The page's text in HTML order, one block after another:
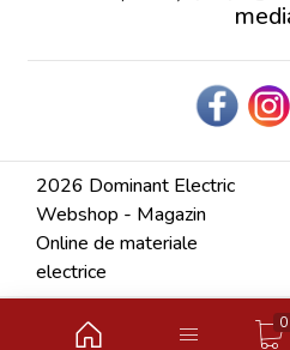
2026 Dominant Electric
Webshop - Magazin
Online de materiale
electrice
0